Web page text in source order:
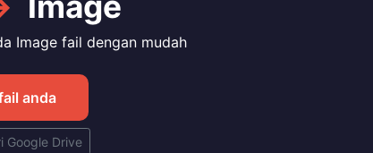
Image fail dengan mudah
anda
Google Drive